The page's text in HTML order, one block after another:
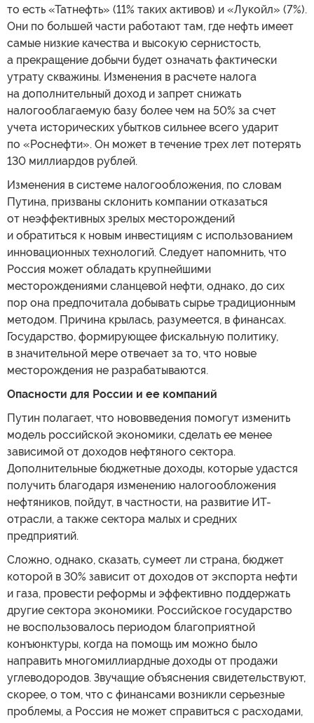
то есть «Татнефть» (11% таких активов) и «Лукойл» (7%).
Они по большей части работают там, где нефть имеет
самые низкие качества и высокую сернистость,
а прекращение добычи будет означать фактически
утрату скважины. Изменения в расчете налога
на дополнительный доход и запрет снижать
налогооблагаемую базу более чем на 50% за счет
учета исторических убытков сильнее всего ударит
по «Роснефти». Он может в течение трех лет потерять
130 миллиардов рублей.
Изменения в системе налогообложения, по словам
Путина, призваны склонить компании отказаться
от неэффективных зрелых месторождений
и обратиться к новым инвестициям с использованием
инновационных технологий. Следует напомнить, что
Россия может обладать крупнейшими
месторождениями сланцевой нефти, однако, до сих
пор она предпочитала добывать сырье традиционным
методом. Причина крылась, разумеется, в финансах.
Государство, формирующее фискальную политику,
в значительной мере отвечает за то, что новые
месторождения не разрабатываются.
Опасности для России и ее компаний
Путин полагает, что нововведения помогут изменить
модель российской экономики, сделать ее менее
зависимой от доходов нефтяного сектора.
Дополнительные бюджетные доходы, которые удастся
получить благодаря изменению налогообложения
нефтяников, пойдут, в частности, на развитие ИТ-
отрасли, а также сектора малых и средних
предприятий.
Сложно, однако, сказать, сумеет ли страна, бюджет
которой в 30% зависит от доходов от экспорта нефти
и газа, провести реформы и эффективно поддержать
другие сектора экономики. Российское государство
не воспользовалось периодом благоприятной
конъюнктуры, когда на помощь им можно было
направить многомиллиардные доходы от продажи
углеводородов. Звучащие объяснения свидетельствуют,
скорее, о том, что с финансами возникли серьезные
проблемы, а Россия не может справиться с расходами,